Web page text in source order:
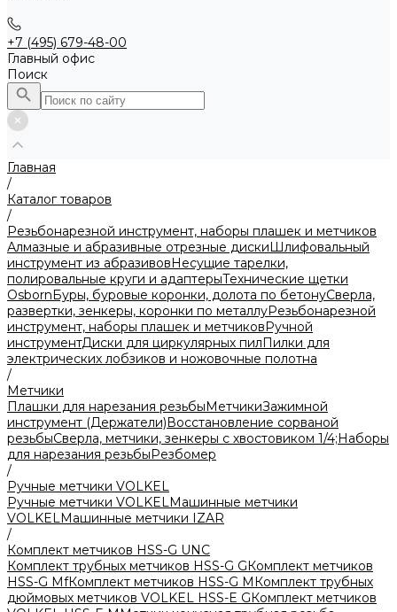
+7 (495) 679-48-00
Главный офис
Поиск
Главная
/
Каталог товаров
/
Резьбонарезной инструмент, наборы плашек и метчиков
Алмазные и абразивные отрезные дискиШлифовальный
инструмент из абразивовНесущие тарелки,
полировальные круги и адаптерыТехнические щетки
OsbornБуры, буровые коронки, долота по бетонуСверла,
развертки, зенкеры, коронки по металлуРезьбонарезной
инструмент, наборы плашек и метчиковРучной
инструментДиски для циркулярных пилПилки для
электрических лобзиков и ножовочные полотна
/
Метчики
Плашки для нарезания резьбыМетчикиЗажимной
инструмент (Держатели)Восстановление сорваной
резьбыСверла, метчики, зенкеры с хвостовиком 1/4;Наборы
для нарезания резьбыРезбомер
/
Ручные метчики VOLKEL
Ручные метчики VOLKELМашинные метчики
VOLKELМашинные метчики IZAR
/
Комплект метчиков HSS-G UNC
Комплект трубных метчиков HSS-G GКомплект метчиков
HSS-G MfКомплект метчиков HSS-G MКомплект трубных
дюймовых метчиков VOLKEL HSS-E GКомплект метчиков